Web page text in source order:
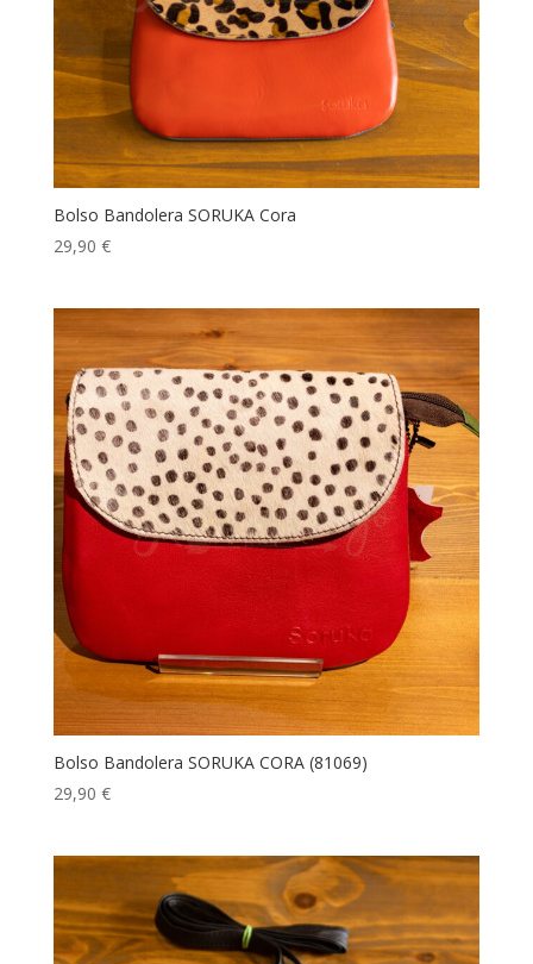
Bolso Bandolera SORUKA Cora
29,90 €
Bolso Bandolera SORUKA CORA (81069)
29,90 €